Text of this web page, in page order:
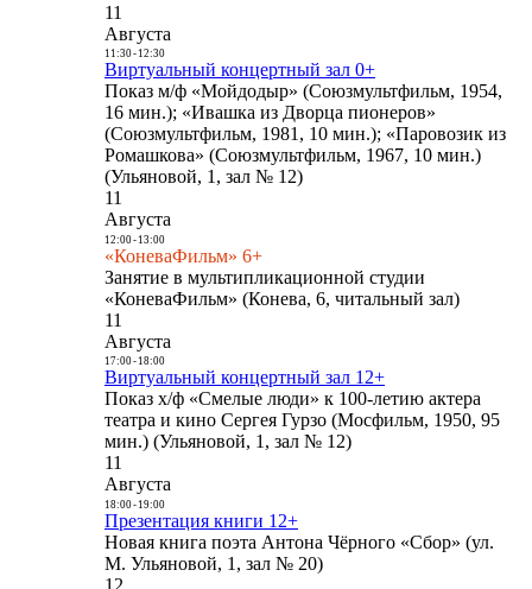
11
Августа
11:30- 12:30
Виртуальный концертный зал 0+
Показ м/ф «Мойдодыр» (Союзмультфильм, 1954,
16 мин.); «Ивашка из Дворца пионеров»
(Союзмультфильм, 1981, 10 мин.); «Паровозик из
Ромашкова» (Союзмультфильм, 1967, 10 мин.)
(Ульяновой, 1, зал № 12)
11
Августа
12:00- 13:00
«КоневаФильм» 6+
Занятие в мультипликационной студии
«КоневаФильм» (Конева, 6, читальный зал)
11
Августа
17:00- 18:00
Виртуальный концертный зал 12+
Показ х/ф «Смелые люди» к 100-летию актера
театра и кино Сергея Гурзо (Мосфильм, 1950, 95
мин.) (Ульяновой, 1, зал № 12)
11
Августа
18:00- 19:00
Презентация книги 12+
Новая книга поэта Антона Чёрного «Сбор» (ул.
М. Ульяновой, 1, зал № 20)
12